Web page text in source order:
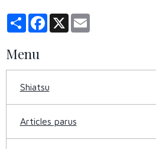
PartagerFacebook
X
Menu
Shiatsu
Articles parus